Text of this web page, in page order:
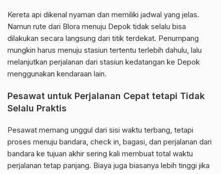
Kereta api dikenal nyaman dan memiliki jadwal yang jelas.
Namun rute dari Blora menuju Depok tidak selalu bisa
dilakukan secara langsung dari titik terdekat. Penumpang
mungkin harus menuju stasiun tertentu terlebih dahulu, lalu
melanjutkan perjalanan dari stasiun kedatangan ke Depok
menggunakan kendaraan lain.
Pesawat untuk Perjalanan Cepat tetapi Tidak
Selalu Praktis
Pesawat memang unggul dari sisi waktu terbang, tetapi
proses menuju bandara, check in, bagasi, dan perjalanan dari
bandara ke tujuan akhir sering kali membuat total waktu
perjalanan tetap panjang. Biaya juga biasanya lebih tinggi jika